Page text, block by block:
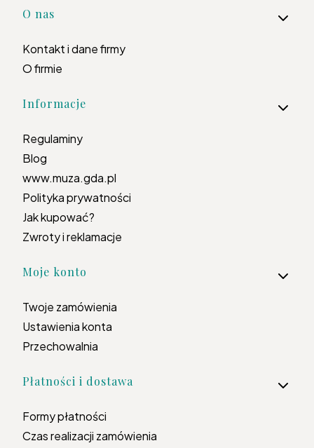
Linki w stopce
O nas
Kontakt i dane firmy
O firmie
Informacje
Regulaminy
Blog
www.muza.gda.pl
Polityka prywatności
Jak kupować?
Zwroty i reklamacje
Moje konto
Twoje zamówienia
Ustawienia konta
Przechowalnia
Płatności i dostawa
Formy płatności
Czas realizacji zamówienia